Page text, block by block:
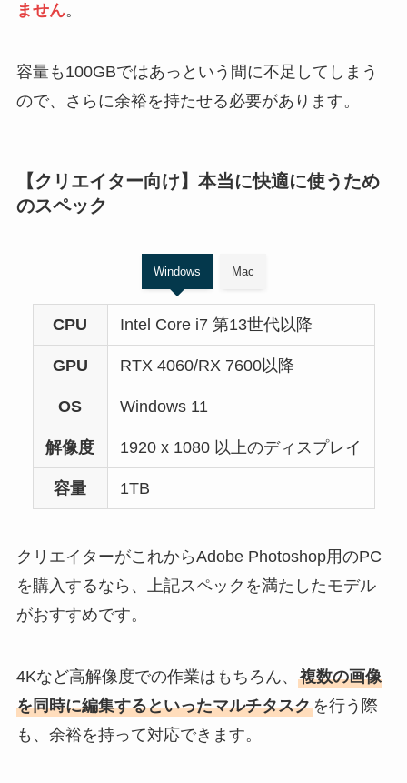
ません。
容量も100GBではあっという間に不足してしまう
ので、さらに余裕を持たせる必要があります。
【クリエイター向け】本当に快適に使うため
のスペック
Windows Mac
CPU Intel Core i7 第13世代以降
GPU RTX 4060/RX 7600以降
OS Windows 11
解像度 1920 x 1080 以上のディスプレイ
容量 1TB
クリエイターがこれからAdobe Photoshop用のPC
を購入するなら、上記スペックを満たしたモデル
がおすすめです。
4Kなど高解像度での作業はもちろん、 複数の画像
を同時に編集するといったマルチタスクを行う際
も、余裕を持って対応できます。